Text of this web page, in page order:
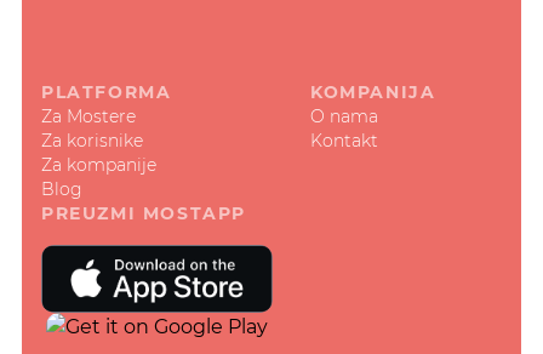
PLATFORMA
Za Mostere
Za korisnike
Za kompanije
Blog
KOMPANIJA
O nama
Kontakt
PREUZMI MOSTAPP